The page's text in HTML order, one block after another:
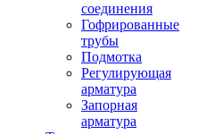
соединения
Гофрированные
трубы
Подмотка
Регулирующая
арматура
Запорная
арматура